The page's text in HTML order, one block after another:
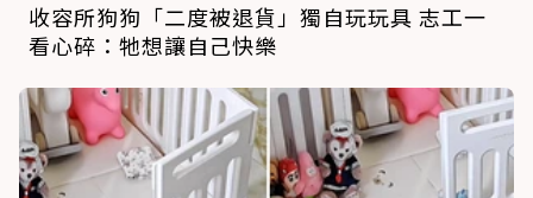
收容所狗狗「二度被退貨」獨自玩玩具 志工一
看心碎：牠想讓自己快樂